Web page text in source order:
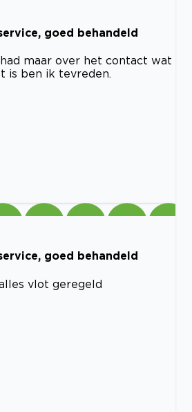
goed behandeld
maar over het contact wat
is ben ik tevreden.
goed behandeld
vlot geregeld